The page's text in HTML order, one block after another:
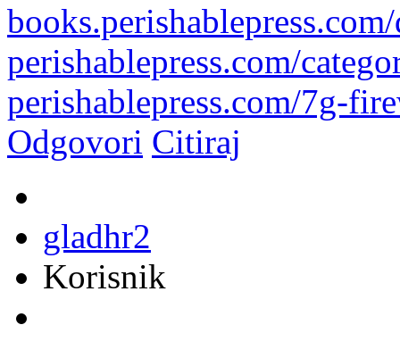
perishablepress.com/
perishablepress.com/7g-
Odgovori Citiraj
gladhr2
Korisnik